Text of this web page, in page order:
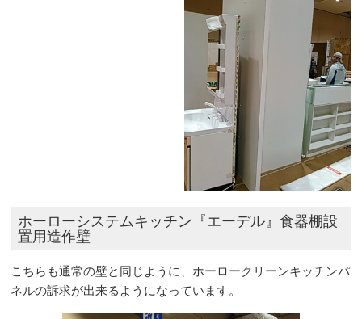
ホーローシステムキッチン『エーデル』食器棚設
置用造作壁
こちらも通常の壁と同じように、ホーロークリーンキッチンパ
ネルの訴求が出来るようになっています。